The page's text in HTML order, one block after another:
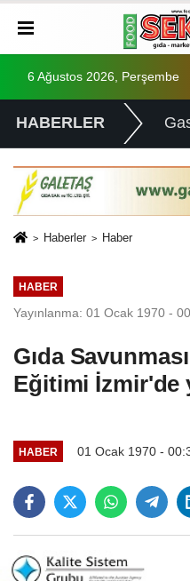
6 Ağustos 2026, Perşembe
HABERLER
Haberler Haber
HABER
Yayınlanma: 01 Ocak 1970 -
Gıda
Eğitimi İzmir'de
HABER 01 Ocak 1970 -